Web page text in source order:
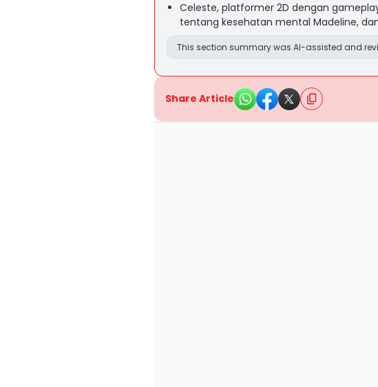
Celeste, platformer 2D dengan
tentang kesehatan mental Madeline,
This section summary was AI-assisted and
Share Article